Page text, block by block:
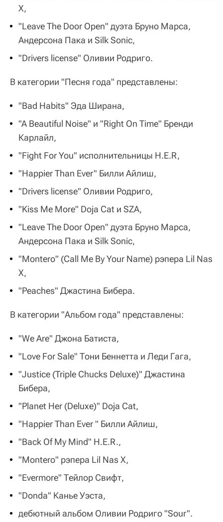
X,
"Leave The Door Open" дуэта Бруно Марса,
Андерсона Пака и Silk Sonic,
"Drivers license" Оливии Родриго.
В категории "Песня года" представлены:
"Bad Habits" Эда Ширана,
"A Beautiful Noise" и "Right On Time" Бренди
Карлайл,
"Fight For You" исполнительницы H.E.R,
"Happier Than Ever" Билли Айлиш,
"Drivers license" Оливии Родриго,
"Kiss Me More" Doja Cat и SZA,
"Leave The Door Open" дуэта Бруно Марса,
Андерсона Пака и Silk Sonic,
"Montero" (Call Me By Your Name) рэпера Lil Nas
X,
"Peaches" Джастина Бибера.
В категории "Альбом года" представлены:
"We Are" Джона Батиста,
"Love For Sale" Тони Беннетта и Леди Гага,
"Justice (Triple Chucks Deluxe)" Джастина
Бибера,
"Planet Her (Deluxe)" Doja Cat,
"Happier Than Ever " Билли Айлиш,
"Back Of My Mind" H.E.R.,
"Montero" рэпера Lil Nas X,
"Evermore" Тейлор Свифт,
"Donda" Канье Уэста,
дебютный альбом Оливии Родриго "Sour".